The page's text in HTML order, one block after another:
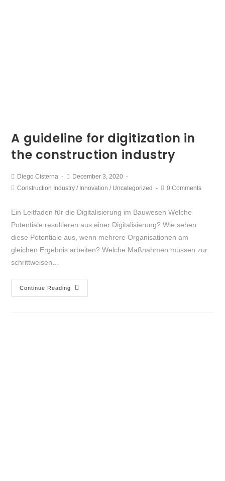
A guideline for digitization in
the construction industry
Diego Cisterna
December 3, 2020
Construction Industry / Innovation / Uncategorized 0 Comments
Ein Leitfaden für die Digitalisierung im Bauwesen Welche
Potentiale resultieren aus einer Digitalisierung? Wie sehen
diese Potentiale aus, wenn mehrere Organisationen am
gleichen Ergebnis arbeiten? Welche Maßnahmen müssen zur
schrittweisen…
Continue Reading